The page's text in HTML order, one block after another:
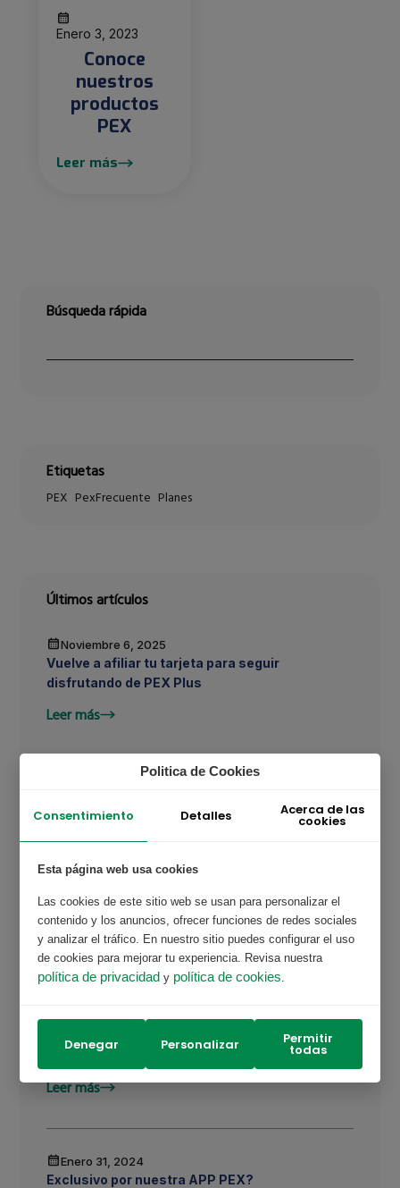
Enero 3, 2023
Conoce
nuestros
productos
PEX
Leer más
Búsqueda rápida
Etiquetas
PEX PexFrecuente Planes
Últimos artículos
Leer más
Vuelve a afiliar tu tarjeta para seguir
disfrutando de PEX Plus
Noviembre 6, 2025
Leer más
Ahorro combustible para clientes PEX
Leer más
Compra PEX PLUS por nuestro call center ?
Enero 31, 2024
Leer más
Forma parte de nuestra comunidad ?
Exclusivo por nuestra APP PEX?
Enero 31, 2024
Politica de Cookies
Consentimiento Detalles Acerca de las
cookies
Esta página web usa cookies
Las cookies de este sitio web se usan para personalizar el
contenido y los anuncios, ofrecer funciones de redes sociales
y analizar el tráfico. En nuestro sitio puedes configurar el uso
de cookies para mejorar tu experiencia. Revisa nuestra
política de privacidady política de cookies.
Denegar Personalizar Permitir
todas